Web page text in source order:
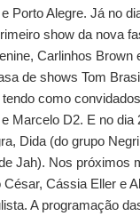
Porto Alegre. Já no
show da nova
Carlinhos Brown
de shows Tom
como convidados
Marcelo D2. E no dia
Dida (do grupo
Jah). Nos próximos
Cássia Eller e
A programação